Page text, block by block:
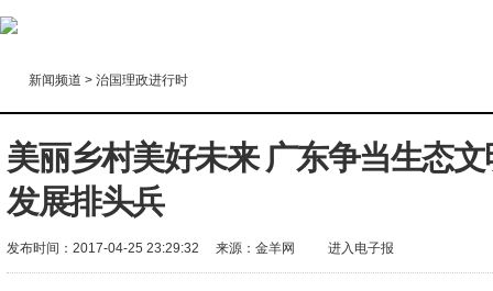
新闻频道 > 治国理政进行时
美丽乡村美好未来 广东争当生态
发展排头兵
发布时间：2017-04-25 23:29:32 来源：金羊网 进入电子报